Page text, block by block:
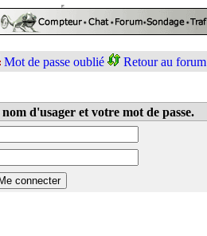
Mot de passe oublié Retour au forum
d'usager et votre mot de passe.